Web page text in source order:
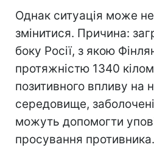
Однак ситуація може
змінитися. Причина:
боку Росії, з якою
протяжністю 1340
позитивного впливу на
середовище,
можуть допомогти
просування противника.